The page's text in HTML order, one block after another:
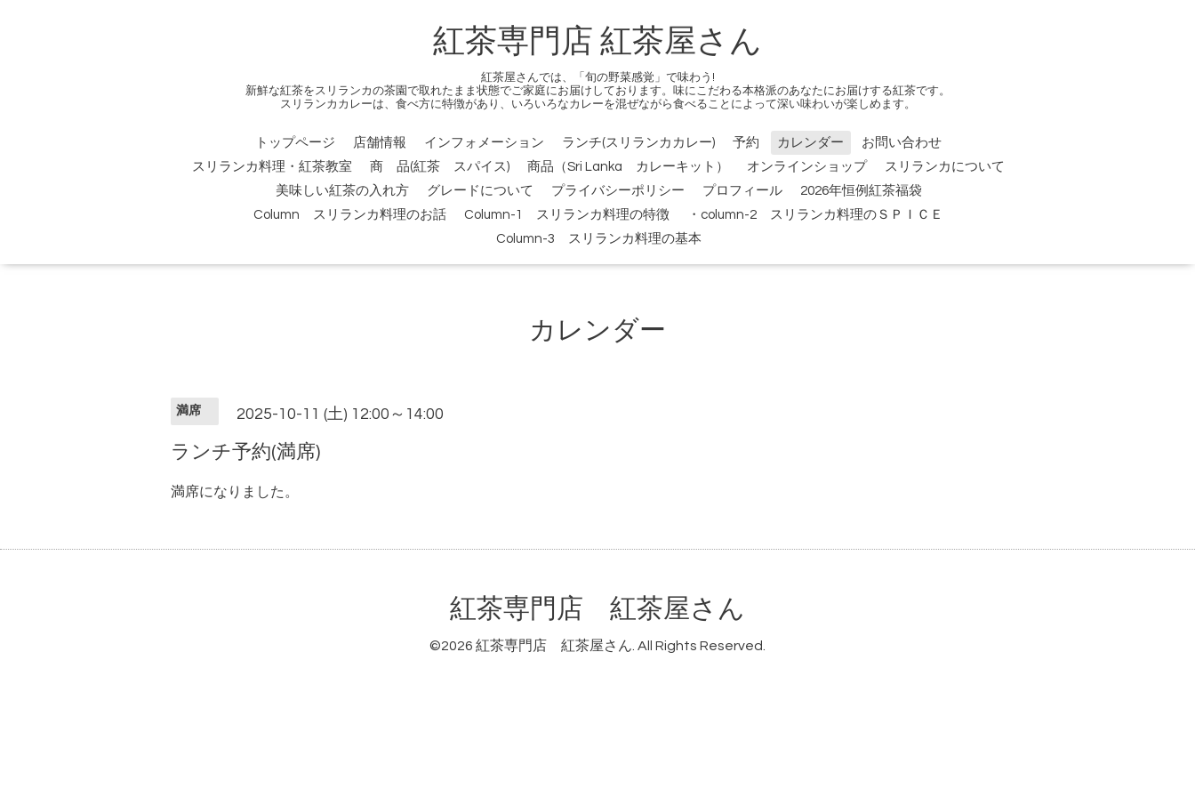
紅茶専門店 紅茶屋さん
紅茶屋さんでは、「旬の野菜感覚」で味わう!
新鮮な紅茶をスリランカの茶園で取れたまま状態でご家庭にお届けしております。味にこだわる本格派のあなたにお届けする紅茶です。
スリランカカレーは、食べ方に特徴があり、いろいろなカレーを混ぜながら食べることによって深い味わいが楽しめます。
トップページ 店舗情報 インフォメーション ランチ(スリランカカレー) 予約 カレンダー
お問い合わせ
スリランカ料理・紅茶教室
商 品(紅茶 スパイス) 商品（Sri Lanka カレーキット） オンラインショップ
スリランカについて
美味しい紅茶の入れ方
グレードについて プライバシーポリシー プロフィール
2026年恒例紅茶福袋
Column スリランカ料理のお話
Column-1 スリランカ料理の特徴
・column-2 スリランカ料理のＳＰＩＣＥ
Column-3 スリランカ料理の基本
カレンダー
満席 2025-10-11 (土) 12:00～14:00
ランチ予約(満席)
満席になりました。
紅茶専門店 紅茶屋さん
©2026 紅茶専門店 紅茶屋さん. All Rights Reserved.